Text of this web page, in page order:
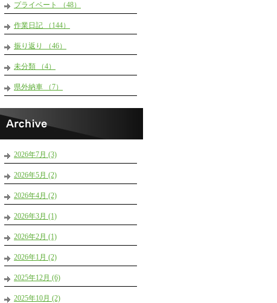
プライベート （48）
作業日記 （144）
振り返り （46）
未分類 （4）
県外納車 （7）
2026年7月 (3)
2026年5月 (2)
2026年4月 (2)
2026年3月 (1)
2026年2月 (1)
2026年1月 (2)
2025年12月 (6)
2025年10月 (2)